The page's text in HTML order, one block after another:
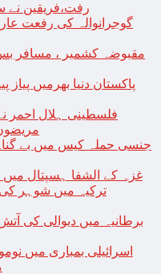
رفت،فریقین نے
گوجرانوالہ کی رفعت
پاکستان دنیا بھرمیں پیاز
غزہ کے الشفا ہسپتال میں 179 لاشوں کی اجتماعی تدفین
برطانیہ میں دیوالی کی